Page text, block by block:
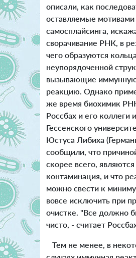
описали, как
оставляемые мотивами
самосплайсинга,
сворачивание РНК, в
чего образуются
неупорядоченной
вызывающие
реакцию. Однако
же время биохимик
Россбах и его коллеги
Гессенского
Юстуса Либиха
сообщили, что
скорее всего, являются
контаминация, и что
можно свести к
вовсе исключить при
очистке. "Все должно
чисто, - считает
Тем не менее, в